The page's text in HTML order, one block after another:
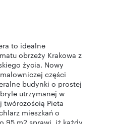
to idealne
obrzeży Krakowa z
życia. Nowy
części
budynki o prostej
utrzymanej w
twórczością Pieta
mieszkań o
95 m2 sprawi, iż każdy